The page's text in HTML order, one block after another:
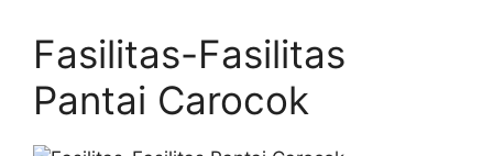
Fasilitas-Fasilitas
Pantai Carocok